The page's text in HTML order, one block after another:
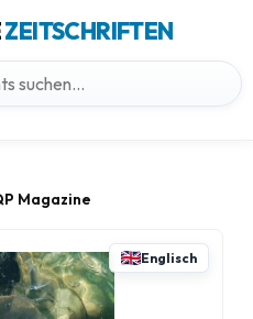
ZEITSCHRIFTEN
Magazine
Englisch